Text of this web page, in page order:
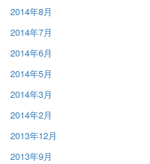
2014年8月
2014年7月
2014年6月
2014年5月
2014年3月
2014年2月
2013年12月
2013年9月